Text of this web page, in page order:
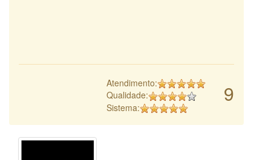
9
Atendimento:
Qualidade:
Sistema: